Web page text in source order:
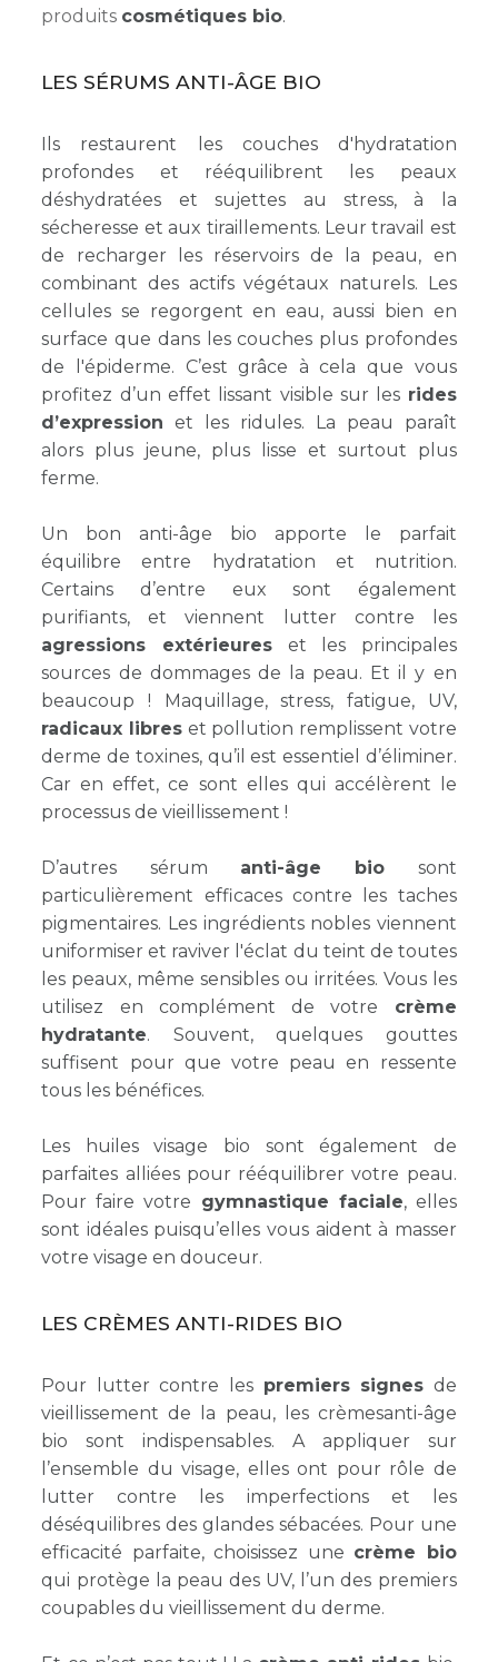
produits cosmétiques bio.
LES SÉRUMS ANTI-ÂGE BIO
Ils restaurent les couches d'hydratation
profondes et rééquilibrent les peaux
déshydratées et sujettes au stress, à la
sécheresse et aux tiraillements. Leur travail est
de recharger les réservoirs de la peau, en
combinant des actifs végétaux naturels. Les
cellules se regorgent en eau, aussi bien en
surface que dans les couches plus profondes
de l'épiderme. C’est grâce à cela que vous
profitez d’un effet lissant visible sur les rides
d’expression et les ridules. La peau paraît
alors plus jeune, plus lisse et surtout plus
ferme.
Un bonanti-âge bio apporte le parfait
équilibre entre hydratation et nutrition.
Certains d’entre eux sont également
purifiants, et viennent lutter contre les
agressions extérieureset les principales
sources de dommages de la peau. Et il y en
beaucoup ! Maquillage, stress, fatigue, UV,
radicaux libres et pollution remplissent votre
derme de toxines, qu’il est essentiel d’éliminer.
Car en effet, ce sont elles qui accélèrent le
processus de vieillissement !
D’autres sérum anti-âge bio sont
particulièrement efficaces contre les taches
pigmentaires. Les ingrédients nobles viennent
uniformiser et raviver l'éclat du teint de toutes
les peaux, même sensibles ou irritées. Vous les
utilisez en complément de votre crème
hydratante. Souvent, quelques gouttes
suffisent pour que votre peau en ressente
tous les bénéfices.
Les huiles visage bio sont également de
parfaites alliées pour rééquilibrer votre peau.
Pour faire votre gymnastique faciale, elles
sont idéales puisqu’elles vous aident à masser
votre visage en douceur.
LES CRÈMES ANTI-RIDES BIO
Pour lutter contre les premiers signes de
vieillissement de la peau, les crèmesanti-âge
bio sont indispensables. A appliquer sur
l’ensemble du visage, elles ont pour rôle de
lutter contre les imperfections et les
déséquilibres des glandes sébacées. Pour une
efficacité parfaite, choisissez une crème bio
qui protège la peau des UV, l’un des premiers
coupables du vieillissement du derme.